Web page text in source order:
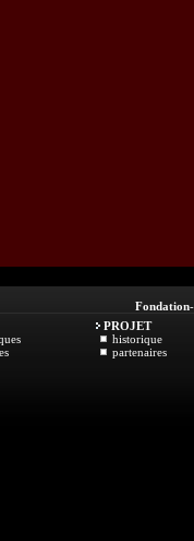
Fondation
PROJET
historique
partenaires